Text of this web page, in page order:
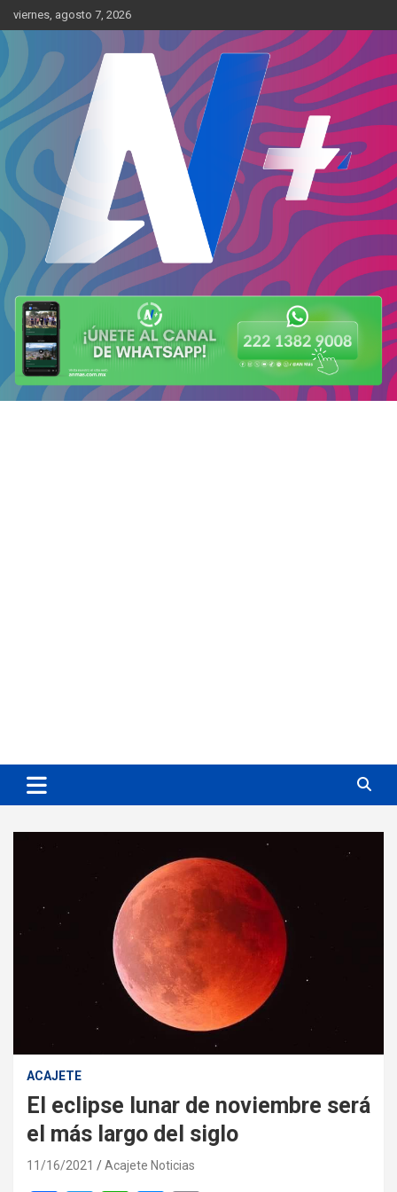
Skip
to
content
viernes, agosto 7, 2026
AN Más
Más cerca de ti
ACAJETE
El eclipse lunar de noviembre será
el más largo del siglo
11/16/2021 Acajete Noticias